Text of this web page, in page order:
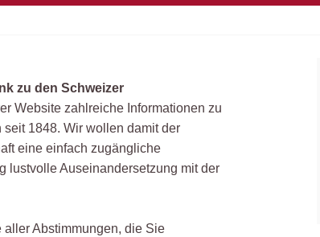
zu den Schweizer
Website zahlreiche Informationen zu
1848. Wir wollen damit der
eine einfach zugängliche
lustvolle Auseinandersetzung mit der
Abstimmungen, die Sie